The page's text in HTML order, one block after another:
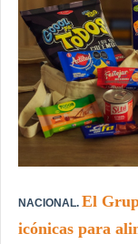
NACIONAL. El
icónicas para